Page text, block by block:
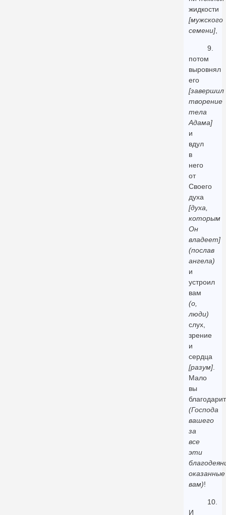
жидкости
[мужского
семени],
9.
потом
выровнял
его
[завершил
творение
тела
Адама]
и
вдул
в
него
от
Своего
духа
[духа,
которым
Он
владеет]
(послав
ангела)
и
устроил
вам
(о,
люди)
слух,
зрение
и
сердца
[разум].
Мало
вы
(Господа
вашего
за
все
эти
оказанные
вам)!
10.
И